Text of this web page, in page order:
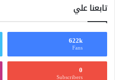
تابعنا علي
622k
Fans
0
Subscribers